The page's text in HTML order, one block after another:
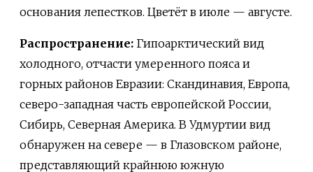
основания лепестков. Цветёт в июле — августе.
Распространение: Гипоарктический вид
холодного, отчасти умеренного пояса и
горных районов Евразии: Скандинавия, Европа,
северо-западная часть европейской России,
Сибирь, Северная Америка. В Удмуртии вид
обнаружен на севере — в Глазовском районе,
представляющий крайнюю южную